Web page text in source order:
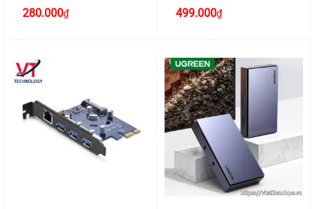
280.000₫
Ugreen 80116 cao cấp
499.000₫